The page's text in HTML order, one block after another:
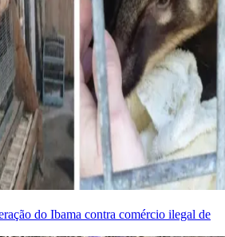
do Ibama contra comércio ilegal de